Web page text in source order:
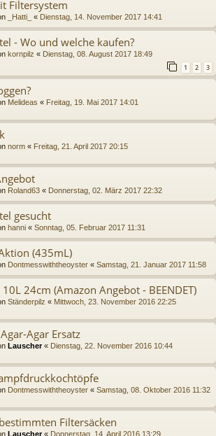
Filtersystem
_Hatti_ « Dienstag, 14. November 2017 14:41
- Wo und welche kaufen?
kornpilz « Dienstag, 08. August 2017 18:49
1 2 3
Melideas « Freitag, 19. Mai 2017 14:01
norm « Freitag, 21. April 2017 20:15
Roland63 « Donnerstag, 02. März 2017 22:32
gesucht
hanni « Sonntag, 05. Februar 2017 11:31
(435mL)
Dontmesswiththeoyster « Samstag, 21. Januar 2017 11:58
10L 24cm (Amazon Angebot - BEENDET)
Ständerpilz « Mittwoch, 23. November 2016 22:25
Agar Ersatz
Lauscher« Dienstag, 22. November 2016 10:44
Dontmesswiththeoyster « Samstag, 08. Oktober 2016 11:32
Filtersäcken
Lauscher« Donnerstag, 14. April 2016 13:29